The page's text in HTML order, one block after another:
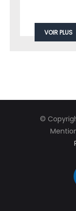
VOIR PLUS
©